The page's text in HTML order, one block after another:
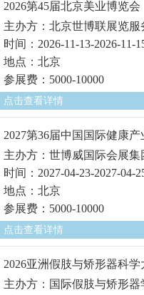
2026第45届北京美业博览会
主办方：北京世博联展览服
时间：2026-11-13-2026-11-
地点：北京
参展费：5000-10000
点击查看详情
2027第36届中国国际健康
主办方：世博威国际会展集
时间：2027-04-23-2027-04-
地点：北京
参展费：5000-10000
点击查看详情
2026亚洲假肢与矫形器科
主办方：国际假肢与矫形器